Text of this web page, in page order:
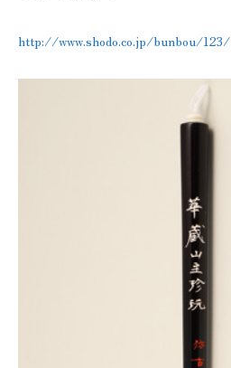
http://www.shodo.co.jp/bunbou/123/